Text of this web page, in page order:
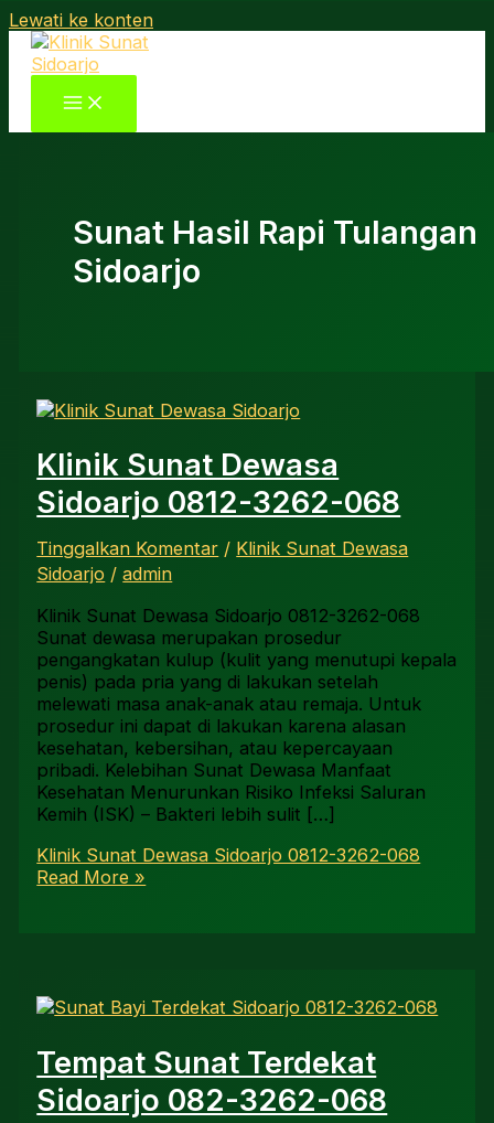
Lewati ke konten
Sunat Hasil Rapi Tulangan
Sidoarjo
Klinik Sunat Dewasa
Sidoarjo 0812-3262-068
Tinggalkan Komentar / Klinik Sunat Dewasa
Sidoarjo /admin
Klinik Sunat Dewasa Sidoarjo 0812-3262-068
Sunat dewasa merupakan prosedur
pengangkatan kulup (kulit yang menutupi kepala
penis) pada pria yang di lakukan setelah
melewati masa anak-anak atau remaja. Untuk
prosedur ini dapat di lakukan karena alasan
kesehatan, kebersihan, atau kepercayaan
pribadi. Kelebihan Sunat Dewasa Manfaat
Kesehatan Menurunkan Risiko Infeksi Saluran
Kemih (ISK) – Bakteri lebih sulit […]
Klinik Sunat Dewasa Sidoarjo 0812-3262-068
Read More »
Tempat Sunat Terdekat
Sidoarjo 082-3262-068